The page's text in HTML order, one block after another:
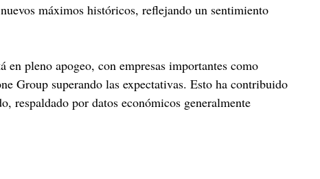
máximos históricos, reflejando un sentimiento
en pleno apogeo, con empresas importantes como
Group superando las expectativas. Esto ha contribuido
respaldado por datos económicos generalmente